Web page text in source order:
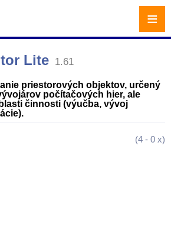
Lite 1.61
priestorových objektov, určený
počítačových hier, ale
činnosti (výučba, vývoj
(4 - 0 x)
≡